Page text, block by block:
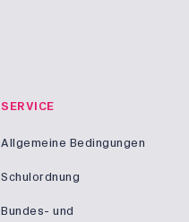
SERVICE
Allgemeine Bedingungen
Schulordnung
Bundes- und